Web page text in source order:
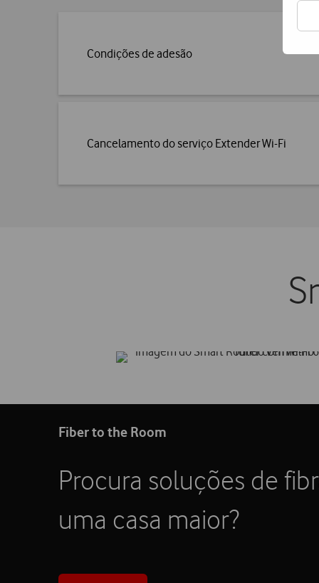
Condições de adesão
Cancelamento do serviço Extender Wi-Fi
Fiber to the Room
Procura soluções de
uma casa maior?